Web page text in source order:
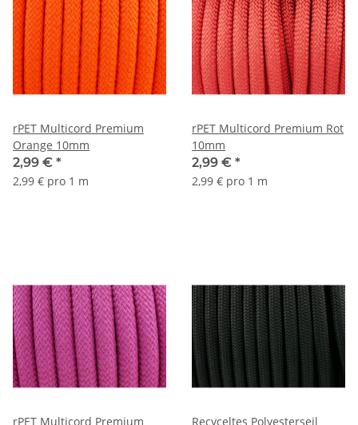
rPET Multicord Premium
Orange 10mm
2,99 € *
2,99 € pro 1 m
rPET Multicord Premium Rot
10mm
2,99 € *
2,99 € pro 1 m
rPET Multicord Premium Recyceltes Polyesterseil